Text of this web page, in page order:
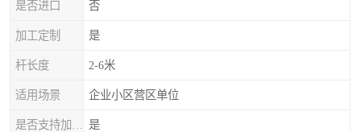
是否进口 否
加工定制 是
杆长度 2-6米
适用场景 企业小区营区单位
是